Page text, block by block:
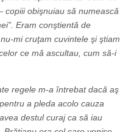
copiii obişnuiau să numească
Eram conştientă de
mi cruţam cuvintele şi ştiam
ce mă ascultau, cum să-i
regele m-a întrebat dacă aş
a pleda acolo cauza
destul curaj ca să iau